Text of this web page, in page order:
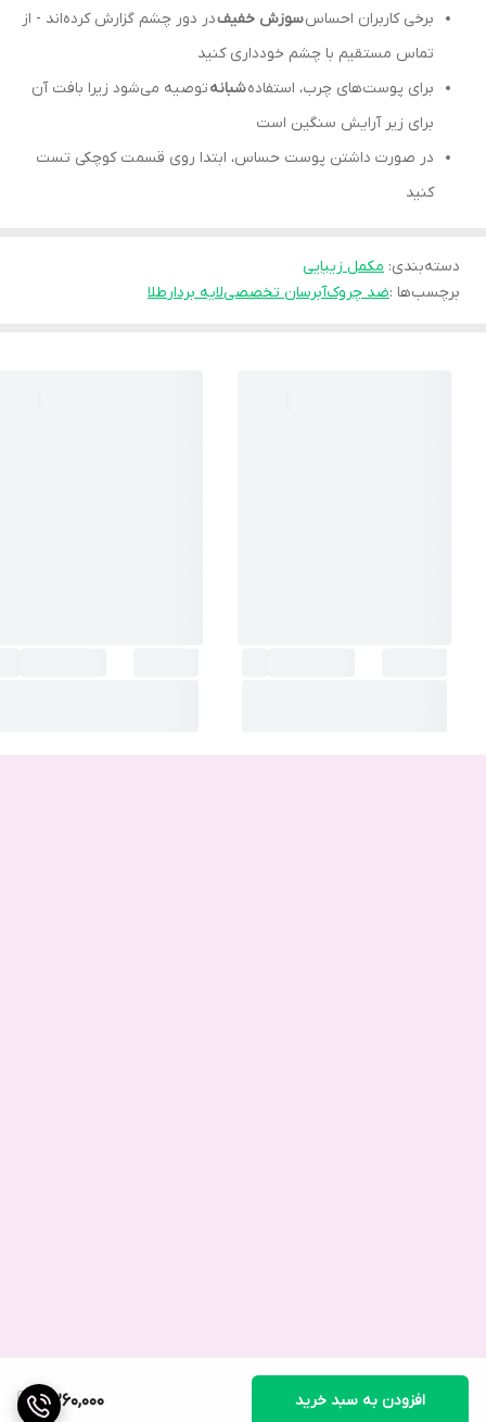
5,260,000 افزودن به سبد خرید
برخی کاربران احساسسوزش خفیفدر دور چشم گزارش کرده‌اند - از
تماس مستقیم با چشم خودداری کنید
برای پوست‌های چرب، استفادهشبانهتوصیه می‌شود زیرا بافت آن
برای زیر آرایش سنگین است
در صورت داشتن پوست حساس، ابتدا روی قسمت کوچکی تست
کنید
دسته‌بندی: مکمل زیبایی
برچسب‌ها :ضد چروکآبرسان تخصصیلایه بردارطلا